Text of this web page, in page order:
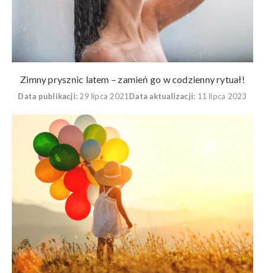
Zimny prysznic latem – zamień go w codzienny rytuał!
Data publikacji: 29 lipca 2021Data aktualizacji: 11 lipca 2023